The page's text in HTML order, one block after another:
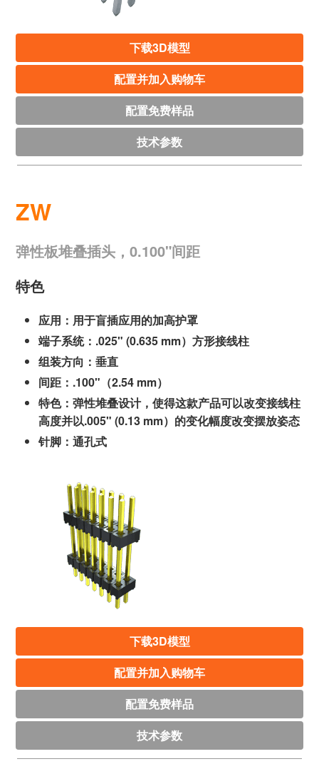
下载3D模型
配置并加入购物车
配置免费样品
技术参数
ZW
弹性板堆叠插头，0.100"间距
特色
应用：用于盲插应用的加高护罩
端子系统：.025" (0.635 mm）方形接线柱
组装方向：垂直
间距：.100"（2.54 mm）
特色：弹性堆叠设计，使得这款产品可以改变接线柱
高度并以.005" (0.13 mm）的变化幅度改变摆放姿态
针脚：通孔式
下载3D模型
配置并加入购物车
配置免费样品
技术参数